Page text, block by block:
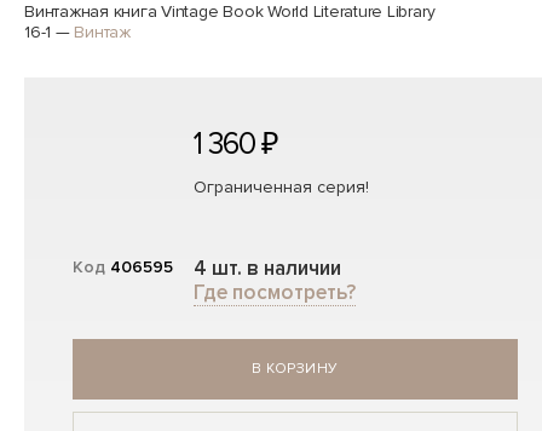
Винтажная книга Vintage Book World Literature Library
16-1 — Винтаж
Код 406595
1 360 ₽
Ограниченная серия!
4 шт. в наличии
Где посмотреть?
В КОРЗИНУ